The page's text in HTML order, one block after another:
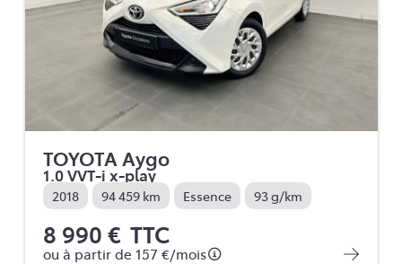
TOYOTA Aygo
1.0 VVT-i x-play
2018 94 459 km Essence 93 g/km
8 990 € TTC
ou à partir de 157 €/mois